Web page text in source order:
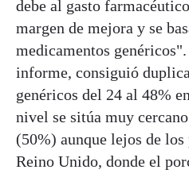
debe al gasto
margen de mejora y se
medicamentos
informe, consiguió
genéricos del 24 al 48%
nivel se sitúa muy
(50%) aunque lejos de los
Reino Unido, donde el